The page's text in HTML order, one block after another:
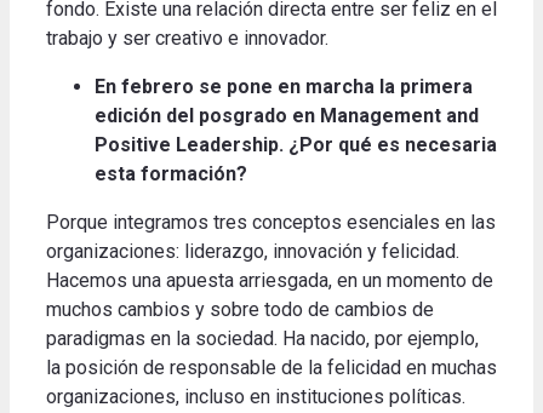
fondo. Existe una relación directa entre ser feliz en el
trabajo y ser creativo e innovador.
En febrero se pone en marcha la primera
edición del posgrado en Management and
Positive Leadership. ¿Por qué es necesaria
esta formación?
Porque integramos tres conceptos esenciales en las
organizaciones: liderazgo, innovación y felicidad.
Hacemos una apuesta arriesgada, en un momento de
muchos cambios y sobre todo de cambios de
paradigmas en la sociedad. Ha nacido, por ejemplo,
la posición de responsable de la felicidad en muchas
organizaciones, incluso en instituciones políticas.